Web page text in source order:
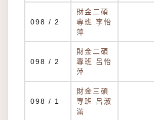
098 / 2
財金二碩
專班 李怡
萍
098 / 2
財金二碩
專班 呂怡
萍
098 / 1
財金三碩
專班 呂淑
滿